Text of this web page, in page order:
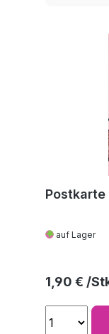
Postkarte
auf Lager
Regulärer
1,90 €